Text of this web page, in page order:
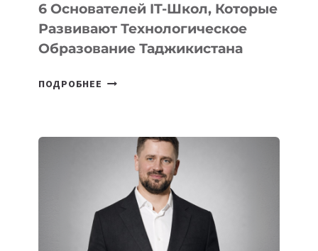
6 Основателей IT-Школ, Которые
Развивают Технологическое
Образование Таджикистана
ПОДРОБНЕЕ
КОТОРЫЕ
РАЗВИВАЮТ
ТЕХНОЛОГИЧЕСКОЕ
ОБРАЗОВАНИЕ
ТАДЖИКИСТАНА